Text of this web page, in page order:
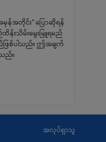
မှန်အတိုင်း” ပြောဆိုရန်
န်းသိမ်းမွေးမြူရမည်
ဖြစ်ပါသည်။ ဤအချက်
ည်။
အလုပ်ရှာသူ